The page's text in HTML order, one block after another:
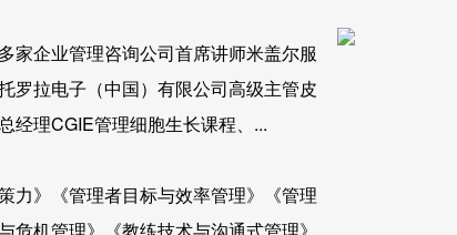
家企业管理咨询公司首席讲师米盖尔服
罗拉电子（中国）有限公司高级主管皮
经理CGIE管理细胞生长课程、...
力》《管理者目标与效率管理》《管理